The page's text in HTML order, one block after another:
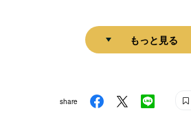
もっと見る
share